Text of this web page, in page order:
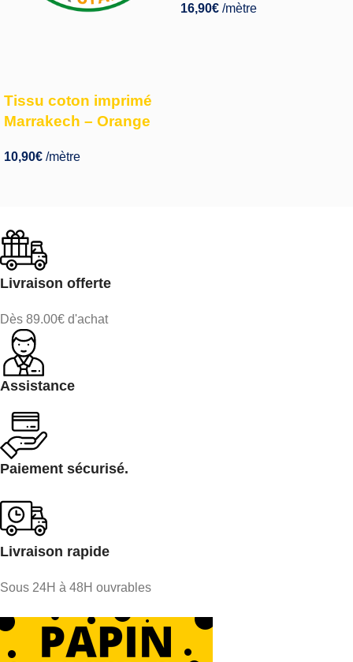
Tissu coton imprimé
Marrakech – Orange
10,90€ /mètre
16,90€ /mètre
Livraison offerte
Dès 89.00€ d'achat
Assistance
Paiement sécurisé.
Livraison rapide
Sous 24H à 48H ouvrables